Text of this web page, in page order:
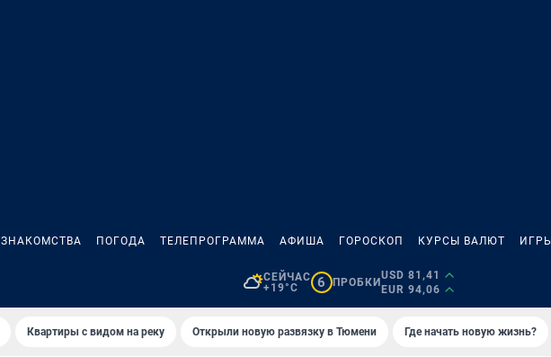
ЗНАКОМСТВА ПОГОДА ТЕЛЕПРОГРАММА АФИША ГОРОСКОП КУРСЫ ВАЛЮТ ИГРЫ
СЕЙЧАС
+19°C
6 ПРОБКИ
USD 81,41
EUR 94,06
Квартиры с видом на реку Открыли новую развязку в Тюмени Где начать новую жизнь?